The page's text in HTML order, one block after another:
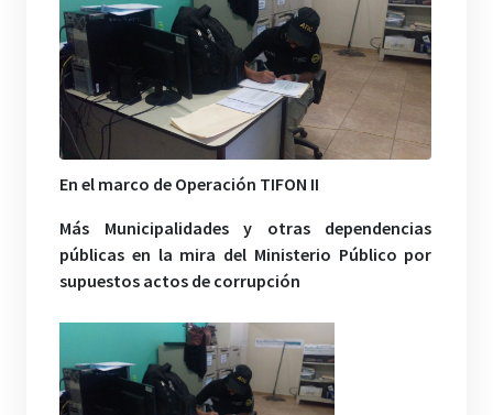
En el marco de Operación TIFON II
Más Municipalidades y otras dependencias
públicas en la mira del Ministerio Público por
supuestos actos de corrupción